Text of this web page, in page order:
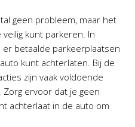
geen probleem, maar het
kunt parkeren. In
betaalde parkeerplaatsen
kunt achterlaten. Bij de
zijn vaak voldoende
ervoor dat je geen
achterlaat in de auto om